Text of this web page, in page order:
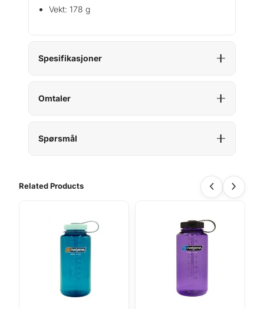
Vekt: 178 g
Spesifikasjoner
Omtaler
Spørsmål
Related Products